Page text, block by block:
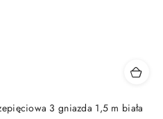
3 gniazda 1,5 m biała